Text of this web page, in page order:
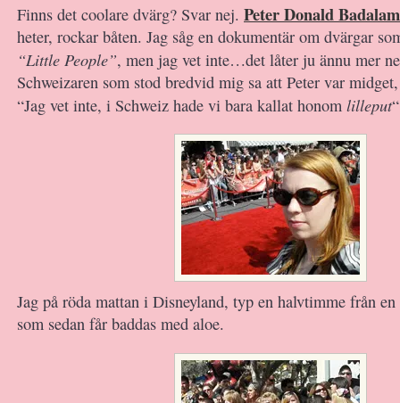
Finns det coolare dvärg? Svar nej. Peter Donald
heter, rockar båten. Jag såg en dokumentär om dvärgar
“Little People”, men jag vet inte…det låter ju ännu mer
Schweizaren som stod bredvid mig sa att Peter var
“Jag vet inte, i Schweiz hade vi bara kallat honom lilleput
Jag på röda mattan i Disneyland, typ en halvtimme från en
som sedan får baddas med aloe.